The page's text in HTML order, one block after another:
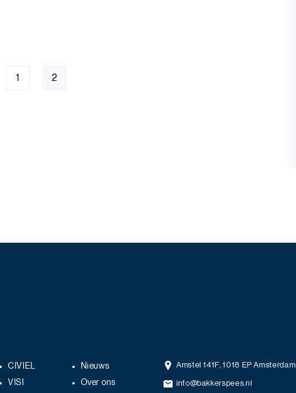
1 2
CIVIEL
VISI
Nieuws
Over ons
Amstel 141F, 1018 EP Amsterdam
info@bakkerspees.nl